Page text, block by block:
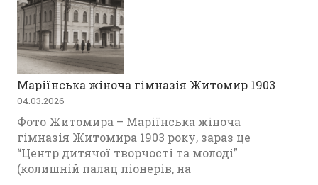
Маріїнська жіноча гімназія Житомир 1903
04.03.2026
Фото Житомира – Маріїнська жіноча
гімназія Житомира 1903 року, зараз це
“Центр дитячої творчості та молоді”
(колишній палац піонерів, на